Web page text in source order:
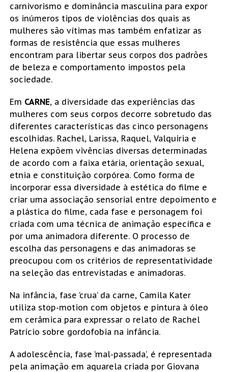
carnivorismo e dominância masculina para expor
os inúmeros tipos de violências dos quais as
mulheres são vítimas mas também enfatizar as
formas de resistência que essas mulheres
encontram para libertar seus corpos dos padrões
de beleza e comportamento impostos pela
sociedade.
Em CARNE, a diversidade das experiências das
mulheres com seus corpos decorre sobretudo das
diferentes características das cinco personagens
escolhidas. Rachel, Larissa, Raquel, Valquiria e
Helena expõem vivências diversas determinadas
de acordo com a faixa etária, orientação sexual,
etnia e constituição corpórea. Como forma de
incorporar essa diversidade à estética do filme e
criar uma associação sensorial entre depoimento e
a plástica do filme, cada fase e personagem foi
criada com uma técnica de animação específica e
por uma animadora diferente. O processo de
escolha das personagens e das animadoras se
preocupou com os critérios de representatividade
na seleção das entrevistadas e animadoras.
Na infância, fase ‘crua’ da carne, Camila Kater
utiliza stop-motion com objetos e pintura à óleo
em cerâmica para expressar o relato de Rachel
Patrício sobre gordofobia na infância.
A adolescência, fase ‘mal-passada’, é representada
pela animação em aquarela criada por Giovana